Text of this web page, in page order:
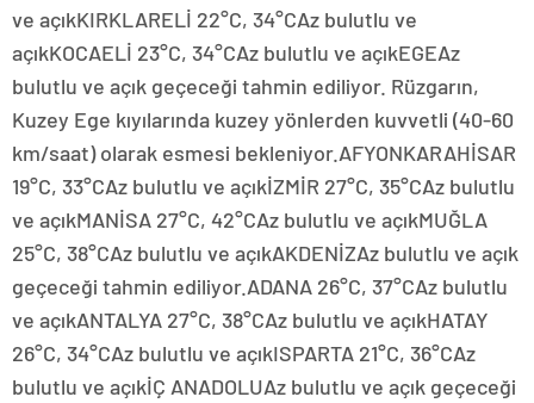
ve açıkKIRKLARELİ 22°C, 34°CAz bulutlu ve
açıkKOCAELİ 23°C, 34°CAz bulutlu ve açıkEGEAz
bulutlu ve açık geçeceği tahmin ediliyor. Rüzgarın,
Kuzey Ege kıyılarında kuzey yönlerden kuvvetli (40-60
km/saat) olarak esmesi bekleniyor.AFYONKARAHİSAR
19°C, 33°CAz bulutlu ve açıkİZMİR 27°C, 35°CAz bulutlu
ve açıkMANİSA 27°C, 42°CAz bulutlu ve açıkMUĞLA
25°C, 38°CAz bulutlu ve açıkAKDENİZAz bulutlu ve açık
geçeceği tahmin ediliyor.ADANA 26°C, 37°CAz bulutlu
ve açıkANTALYA 27°C, 38°CAz bulutlu ve açıkHATAY
26°C, 34°CAz bulutlu ve açıkISPARTA 21°C, 36°CAz
bulutlu ve açıkİÇ ANADOLUAz bulutlu ve açık geçeceği